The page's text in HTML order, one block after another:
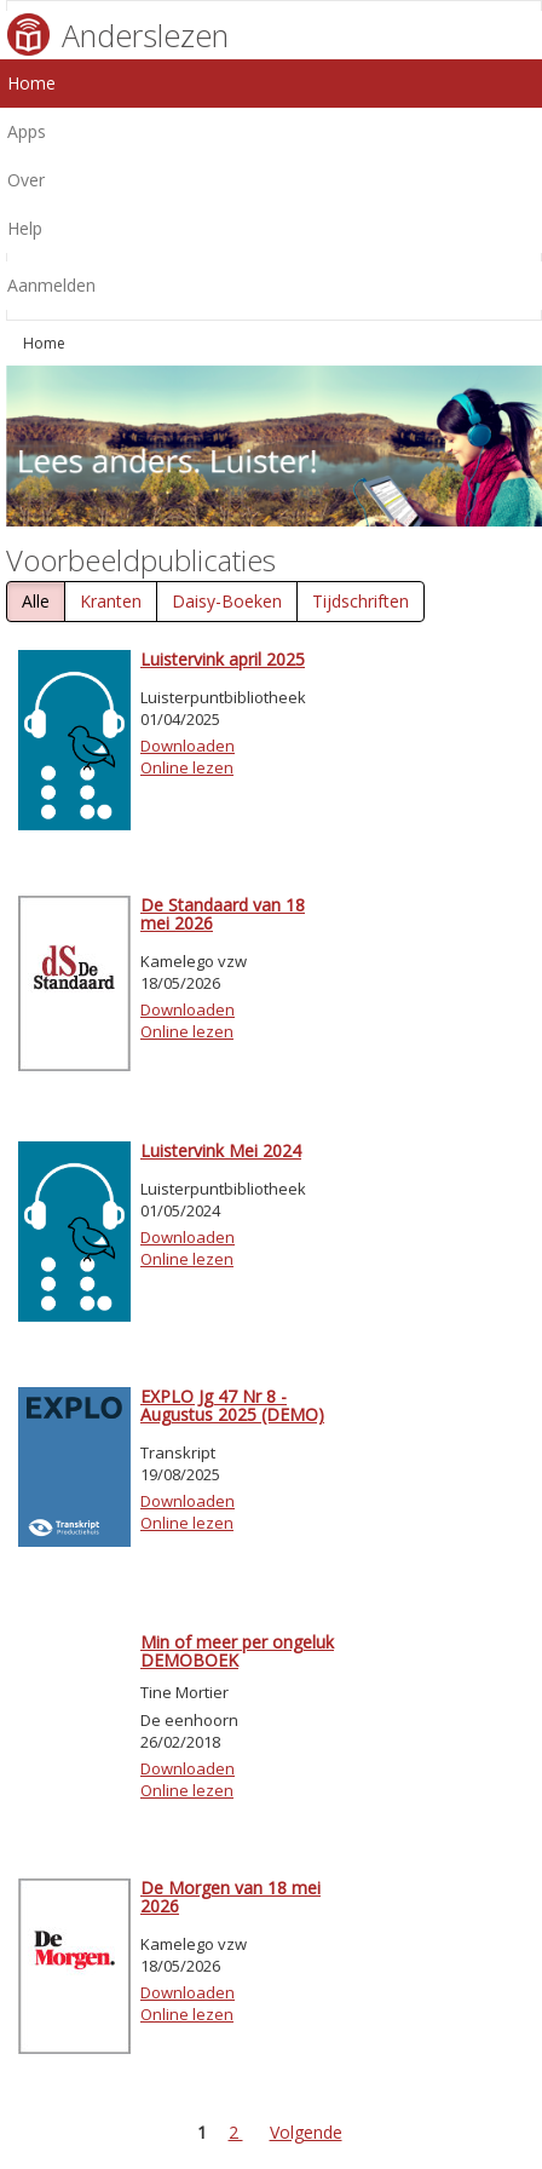
Anderslezen
Home
Apps
Over
Help
Aanmelden
Home
Voorbeeldpublicaties
Alle Kranten Daisy-Boeken Tijdschriften
Luistervink april 2025
Luisterpuntbibliotheek
01/04/2025
Downloaden
Online lezen
De Standaard van 18
mei 2026
Kamelego vzw
18/05/2026
Downloaden
Online lezen
Luistervink Mei 2024
Luisterpuntbibliotheek
01/05/2024
Downloaden
Online lezen
EXPLO Jg 47 Nr 8 -
Augustus 2025 (DEMO)
Transkript
19/08/2025
Downloaden
Online lezen
Min of meer per ongeluk
DEMOBOEK
Tine Mortier
De eenhoorn
26/02/2018
Downloaden
Online lezen
De Morgen van 18 mei
2026
Kamelego vzw
18/05/2026
Downloaden
Online lezen
1 2 Volgende